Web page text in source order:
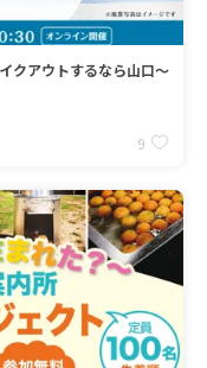
クアウトするなら山口～
9